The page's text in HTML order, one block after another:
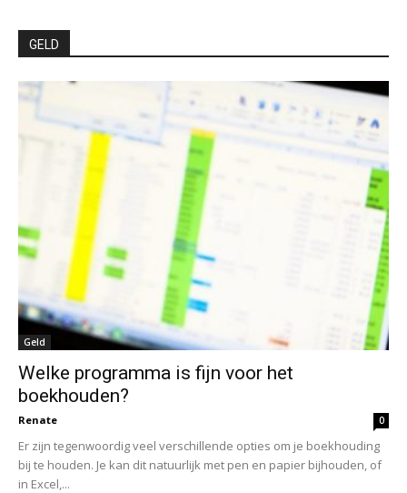
GELD
Geld
Welke programma is fijn voor het
boekhouden?
Renate 0
Er zijn tegenwoordig veel verschillende opties om je boekhouding
bij te houden. Je kan dit natuurlijk met pen en papier bijhouden, of
in Excel,...